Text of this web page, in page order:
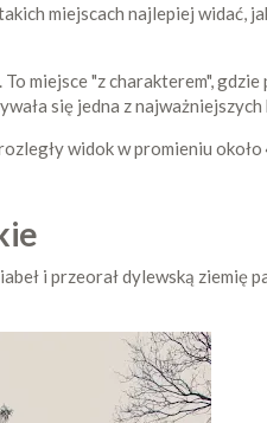
miejscach najlepiej widać,
. To miejsce "z charakterem",
się jedna z
widok w promieniu około
i przeorał dylewską ziemię